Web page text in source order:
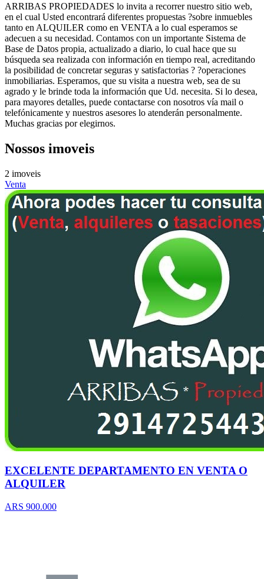
ARRIBAS PROPIEDADES lo invita a recorrer nuestro sitio web,
en el cual Usted encontrará diferentes propuestas ?sobre inmuebles
tanto en ALQUILER como en VENTA a lo cual esperamos se
adecuen a su necesidad. Contamos con un importante Sistema de
Base de Datos propia, actualizado a diario, lo cual hace que su
búsqueda sea realizada con información en tiempo real, acreditando
la posibilidad de concretar seguras y satisfactorias ? ?operaciones
inmobiliarias. Esperamos, que su visita a nuestra web, sea de su
agrado y le brinde toda la información que Ud. necesita. Si lo desea,
para mayores detalles, puede contactarse con nosotros vía mail o
telefónicamente y nuestros asesores lo atenderán personalmente.
Muchas gracias por elegirnos.
Nossos imoveis
2 imoveis
Venta
EXCELENTE DEPARTAMENTO EN VENTA O
ALQUILER
ARS 900.000